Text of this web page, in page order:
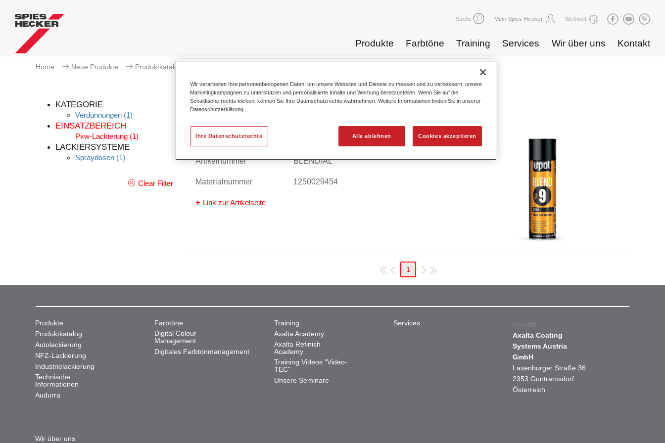
Suche Mein Spies Hecker Weltweit
Produkte Farbtöne Training Services Wir über uns Kontakt
Home Neue Produkte Produktkatalog
KATEGORIE
Verdünnungen (1)
EINSATZBEREICH
Pkw-Lackierung (1)
LACKIERSYSTEME
Spraydosen (1)
Clear Filter
Produktkatalog
U-POL BLEND #9 Fade Out Solvent
Artikelnummer BLEND/AL
Materialnummer 1250029454
Link zur Artikelseite
1
Produkte
Produktkatalog
Autolackierung
NFZ-Lackierung
Industrielackierung
Technische
Informationen
Audurra
Farbtöne
Digital Colour
Management
Digitales Farbtonmanagement
Training
Axalta Academy
Axalta Refinish
Academy
Training Videos "Video-
TEC"
Unsere Seminare
Services
Wir über uns
Kontakt
Axalta Coating
Systems Austria
GmbH
Laxenburger Straße 36
2353 Guntramsdorf
Österreich
Wir verarbeiten Ihre personenbezogenen Daten, um unsere Websites und Dienste zu messen und zu verbessern, unsere
Marketingkampagnen zu unterstützen und personalisierte Inhalte und Werbung bereitzustellen. Wenn Sie auf die
Schaltfläche rechts klicken, können Sie Ihre Datenschutzrechte wahrnehmen. Weitere Informationen finden Sie in unserer
Datenschutzerklärung
Alle ablehnen Cookies akzeptieren
Ihre Datenschutzrechte